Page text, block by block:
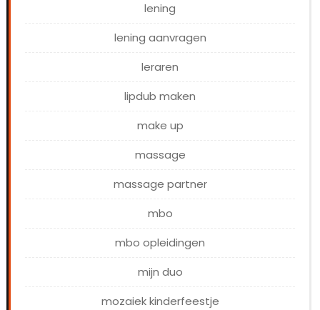
lening
lening aanvragen
leraren
lipdub maken
make up
massage
massage partner
mbo
mbo opleidingen
mijn duo
mozaiek kinderfeestje